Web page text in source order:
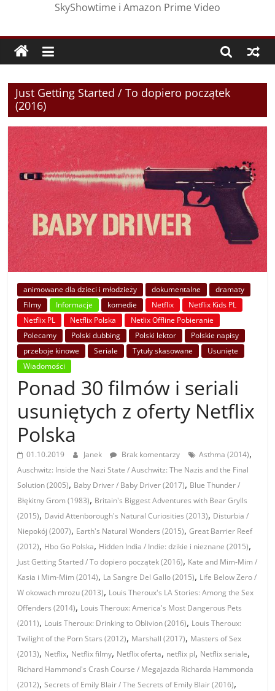
SkyShowtime i Amazon Prime Video
Just Getting Started / To dopiero początek
(2016)
animowane dla dzieci i młodzieży dokumentalne
dramaty
Filmy
Informacje komedie Netflix
Netflix Kids PL
Netflix PL
Netflix Polska
Netlix Offline Pobieranie
Polecamy
Polski dubbing Polski lektor
Polskie napisy
przeboje kinowe
Seriale Tytuły skasowane
Usunięte
Wiadomości
Ponad 30 filmów i seriali
usuniętych z oferty Netflix
Polska
01.10.2019 Janek Brak komentarzy Asthma (2014),
Auschwitz: Inside the Nazi State / Auschwitz: The Nazis and the Final
Solution (2005), Baby Driver / Baby Driver (2017), Blue Thunder /
Błękitny Grom (1983), Britain's Biggest Adventures with Bear Grylls
(2015), David Attenborough's Natural Curiosities (2013), Disturbia /
Niepokój (2007), Earth's Natural Wonders (2015),Great Barrier Reef
(2012), Hbo Go Polska, Hidden India / Indie: dzikie i nieznane (2015),
Just Getting Started / To dopiero początek (2016), Kate and Mim-Mim /
Kasia i Mim-Mim (2014), La Sangre Del Gallo (2015), Life Below Zero /
W okowach mrozu (2013), Louis Theroux's LA Stories: Among the Sex
Offenders (2014), Louis Theroux: America's Most Dangerous Pets
(2011), Louis Theroux: Drinking to Oblivion (2016), Louis Theroux:
Twilight of the Porn Stars (2012), Marshall (2017), Masters of Sex
(2013), Netflix, Netflix filmy, Netflix oferta, netflix pl, Netflix seriale,
Richard Hammond's Crash Course / Megajazda Richarda Hammonda
(2012),Secrets of Emily Blair / The Secrets of Emily Blair (2016),